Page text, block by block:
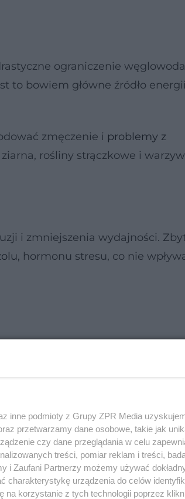
ograniczenie
to bowiem główne źródło
zmęczenie i problemy z
rośliny strączkowe i
i zmniejszenia wydajności.
, hormonu stresu, co nie
tygodniowo. Warto
inne podmioty z Grupy ZPR Media
przetwarzamy dane osobowe, takie jak
czy dane przeglądania w celu
treści, pomiar reklam i treści,
i Zaufani Partnerzy możemy używać
charakterystykę urządzenia do celów
korzystanie z tych technologii poprzez